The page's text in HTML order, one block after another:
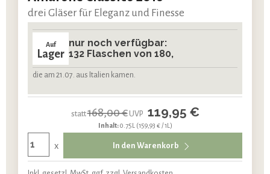
drei Gläser für Eleganz und Finesse
Auf
Lager
nur noch verfügbar:
132 Flaschen von 180,
die am 21.07. aus Italien kamen.
statt168,00 €UVP 119,95 €
Inhalt:0.75L (159,93 € / 1L)
x In den Warenkorb